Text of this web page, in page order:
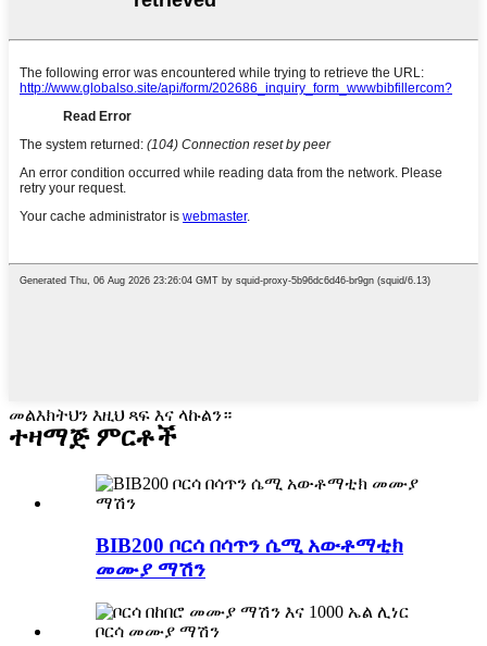
መልእክትህን እዚህ ጻፍ እና ላኩልን።
ተዛማጅ ምርቶች
BIB200 ቦርሳ በሳጥን ሴሚ አውቶማቲክ
መሙያ ማሽን